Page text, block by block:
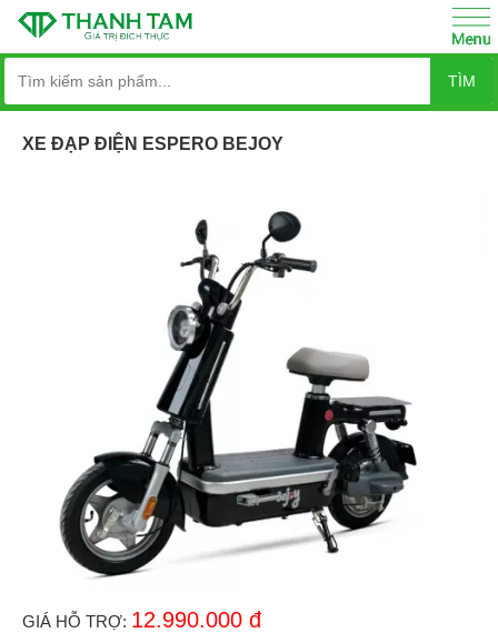
TÌM
XE ĐẠP ĐIỆN ESPERO BEJOY
GIÁ HỖ TRỢ: 12.990.000 đ